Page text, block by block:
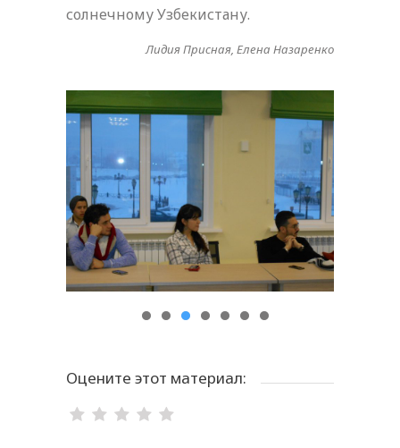
солнечному Узбекистану.
Лидия Присная, Елена Назаренко
Оцените этот материал: